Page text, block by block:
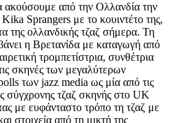
από την Ολλανδία την
Sprangers με το κουιντέτο της,
της ολλανδικής τζαζ σήμερα. Τη
η Βρετανίδα με καταγωγή από
τρομπετίστρια, συνθέτρια
σκηνές των μεγαλύτερων
των jazz media ως μία από τις
σύγχρονης τζαζ σκηνής στο UK
με ευφάνταστο τρόπο τη τζαζ με
στοιχεία από τη μικτή της